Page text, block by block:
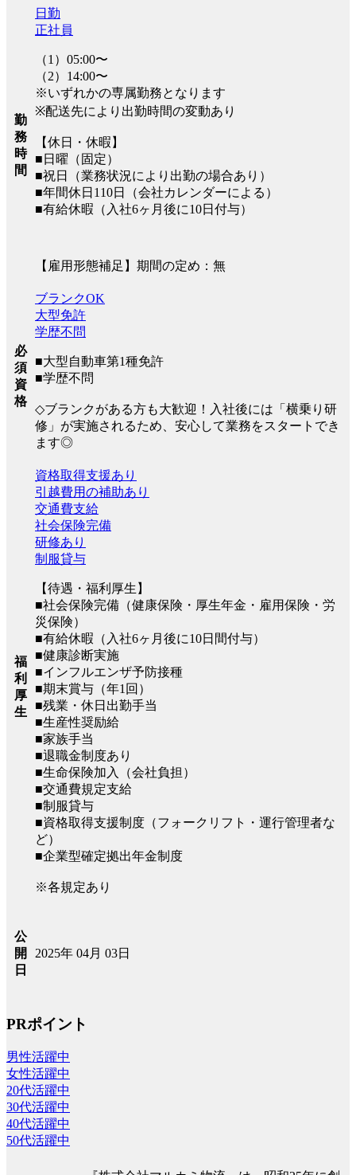
勤
務
時
間
日勤
正社員
（1）05:00〜
（2）14:00〜
※いずれかの専属勤務となります
※配送先により出勤時間の変動あり
【休日・休暇】
■日曜（固定）
■祝日（業務状況により出勤の場合あり）
■年間休日110日（会社カレンダーによる）
■有給休暇（入社6ヶ月後に10日付与）
【雇用形態補足】期間の定め：無
必
須
資
格
ブランクOK
大型免許
学歴不問
■大型自動車第1種免許
■学歴不問
◇ブランクがある方も大歓迎！入社後には「横乗り研
修」が実施されるため、安心して業務をスタートでき
ます◎
福
利
厚
生
資格取得支援あり
引越費用の補助あり
交通費支給
社会保険完備
研修あり
制服貸与
【待遇・福利厚生】
■社会保険完備（健康保険・厚生年金・雇用保険・労
災保険）
■有給休暇（入社6ヶ月後に10日間付与）
■健康診断実施
■インフルエンザ予防接種
■期末賞与（年1回）
■残業・休日出勤手当
■生産性奨励給
■家族手当
■退職金制度あり
■生命保険加入（会社負担）
■交通費規定支給
■制服貸与
■資格取得支援制度（フォークリフト・運行管理者な
ど）
■企業型確定拠出年金制度
※各規定あり
公
開
日
2025年 04月 03日
PRポイント
男性活躍中
女性活躍中
20代活躍中
30代活躍中
40代活躍中
50代活躍中